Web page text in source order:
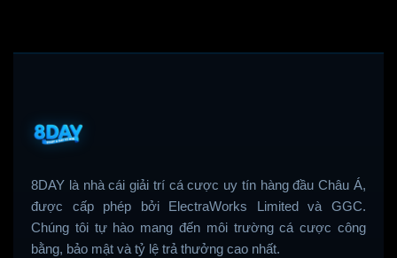
8DAY là nhà cái giải trí cá cược uy tín hàng đầu Châu Á,
được cấp phép bởi ElectraWorks Limited và GGC.
Chúng tôi tự hào mang đến môi trường cá cược công
bằng, bảo mật và tỷ lệ trả thưởng cao nhất.